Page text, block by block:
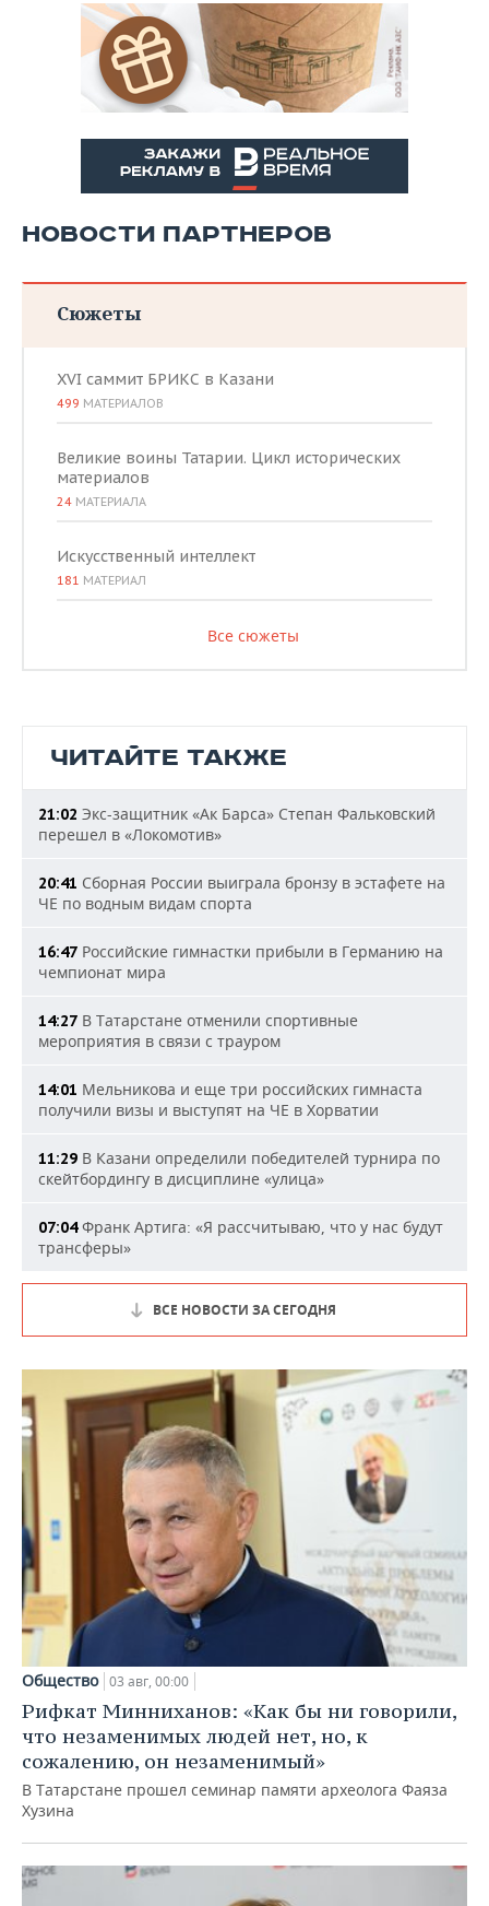
НОВОСТИ ПАРТНЕРОВ
Сюжеты
XVI саммит БРИКС в Казани
499 МАТЕРИАЛОВ
Великие воины Татарии. Цикл исторических
материалов
24 МАТЕРИАЛА
Искусственный интеллект
181 МАТЕРИАЛ
Все сюжеты
ЧИТАЙТЕ ТАКЖЕ
21:02 Экс-защитник «Ак Барса» Степан Фальковский
перешел в «Локомотив»
20:41 Сборная России выиграла бронзу в эстафете на
ЧЕ по водным видам спорта
16:47 Российские гимнастки прибыли в Германию на
чемпионат мира
14:27 В Татарстане отменили спортивные
мероприятия в связи с трауром
14:01 Мельникова и еще три российских гимнаста
получили визы и выступят на ЧЕ в Хорватии
11:29 В Казани определили победителей турнира по
скейтбордингу в дисциплине «улица»
07:04Франк Артига: «Я рассчитываю, что у нас будут
трансферы»
ВСЕ НОВОСТИ ЗА СЕГОДНЯ
Общество 03 авг, 00:00
Рифкат Минниханов: «Как бы ни говорили,
что незаменимых людей нет, но, к
сожалению, он незаменимый»
В Татарстане прошел семинар памяти археолога Фаяза
Хузина